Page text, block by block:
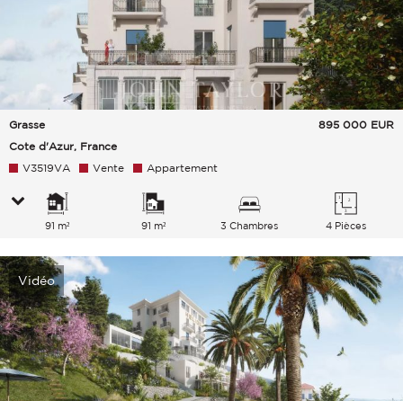
Grasse
Cote d'Azur, France
895 000 EUR
V3519VA Vente Appartement
91 m² 91 m² 3 Chambres 4 Pièces
Vidéo